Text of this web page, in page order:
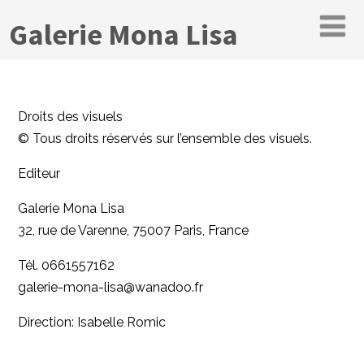
Galerie Mona Lisa
Droits des visuels
© Tous droits réservés sur l’ensemble des visuels.
Editeur
Galerie Mona Lisa
32, rue de Varenne, 75007 Paris, France
Tél. 0661557162
galerie-mona-lisa@wanadoo.fr
Direction: Isabelle Romic